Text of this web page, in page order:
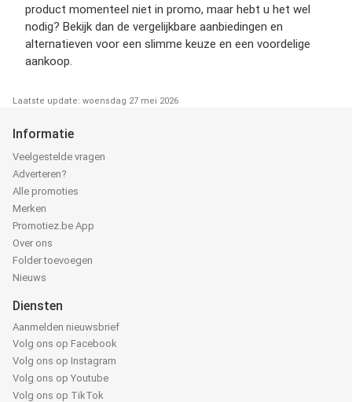
product momenteel niet in promo, maar hebt u het wel
nodig? Bekijk dan de vergelijkbare aanbiedingen en
alternatieven voor een slimme keuze en een voordelige
aankoop.
Laatste update: woensdag 27 mei 2026
Informatie
Veelgestelde vragen
Adverteren?
Alle promoties
Merken
Promotiez.be App
Over ons
Folder toevoegen
Nieuws
Diensten
Aanmelden nieuwsbrief
Volg ons op Facebook
Volg ons op Instagram
Volg ons op Youtube
Volg ons op TikTok